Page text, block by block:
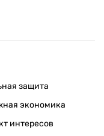
защита
экономика
интересов